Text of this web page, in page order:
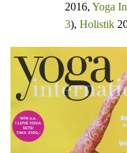
2016, Yoga
3), Holistik